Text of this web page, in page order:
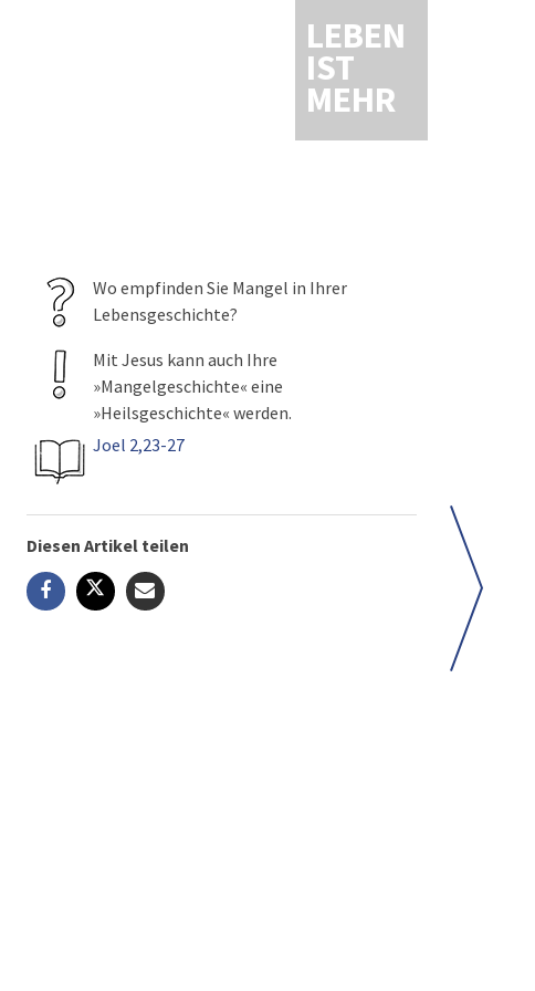
LEBEN
IST
MEHR
Wo empfinden Sie Mangel in Ihrer
Lebensgeschichte?
Mit Jesus kann auch Ihre
»Mangelgeschichte« eine
»Heilsgeschichte« werden.
Joel 2,23-27
Diesen Artikel teilen